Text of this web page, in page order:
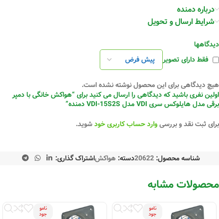
درباره دمنده
شرایط ارسال و تحویل
دیدگاهها
فقط دارای تصویر
هیچ دیدگاهی برای این محصول نوشته نشده است.
اولین نفری باشید که دیدگاهی را ارسال می کنید برای “هواکش خانگی با دمپر
برقی مدل هایلوکس سری VDI مدل VDI-15S2S دمنده”
برای ثبت نقد و بررسیوارد حساب کاربری خودشوید.
شناسه محصول: 20622دسته: هواکشاشتراک گذاری:
محصولات مشابه
نامو
جود
نامو
جود